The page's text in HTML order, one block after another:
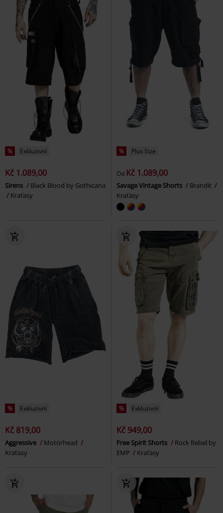
% Exkluzivní
Kč 1.089,00
Sirens
Black Blood by Gothicana
Kraťasy
% Plus Size
Od Kč 1.089,00
Savage Vintage Shorts
Brandit
Kraťasy
% Exkluzivní
Kč 819,00
Aggressive
Motörhead
Kraťasy
% Exkluzivní
Kč 949,00
Free Spirit Shorts
Rock Rebel by
EMP
Kraťasy